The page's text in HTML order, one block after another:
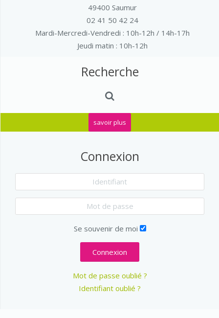
49400 Saumur
02 41 50 42 24
Mardi-Mercredi-Vendredi : 10h-12h / 14h-17h
Jeudi matin : 10h-12h
Recherche
savoir plus
Connexion
Se souvenir de moi
Connexion
Mot de passe oublié ?
Identifiant oublié ?